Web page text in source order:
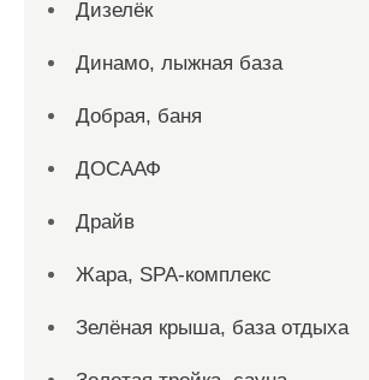
Дизелёк
Динамо, лыжная база
Добрая, баня
ДОСААФ
Драйв
Жара, SPA-комплекс
Зелёная крыша, база отдыха